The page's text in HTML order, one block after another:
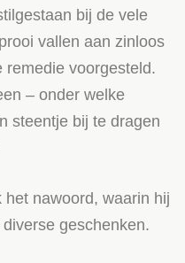
bij de vele
vallen aan zinloos
remedie voorgesteld.
– onder welke
steentje bij te dragen
nawoord, waarin hij
geschenken.